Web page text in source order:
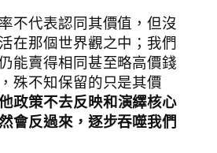
不代表認同其價值，但沒
在那個世界觀之中；我們
能賣得相同甚至略高價錢
殊不知保留的只是其價
政策不去反映和演繹核心
會反過來，逐步吞噬我們